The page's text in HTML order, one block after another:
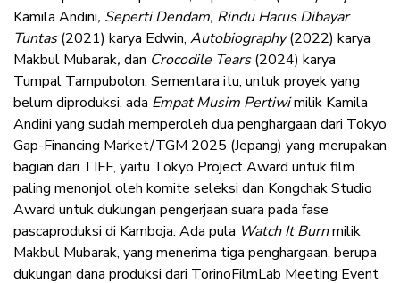
Kamila Andini, Seperti Dendam, Rindu Harus Dibayar
Tuntas(2021) karya Edwin, Autobiography(2022) karya
Makbul Mubarak, dan Crocodile Tears(2024) karya
Tumpal Tampubolon. Sementara itu, untuk proyek yang
belum diproduksi, ada Empat Musim Pertiwimilik Kamila
Andini yang sudah memperoleh dua penghargaan dari Tokyo
Gap-Financing Market/TGM 2025 (Jepang) yang merupakan
bagian dari TIFF, yaitu Tokyo Project Award untuk film
paling menonjol oleh komite seleksi dan Kongchak Studio
Award untuk dukungan pengerjaan suara pada fase
pascaproduksi di Kamboja. Ada pula Watch It Burnmilik
Makbul Mubarak, yang menerima tiga penghargaan, berupa
dukungan dana produksi dari TorinoFilmLab Meeting Event